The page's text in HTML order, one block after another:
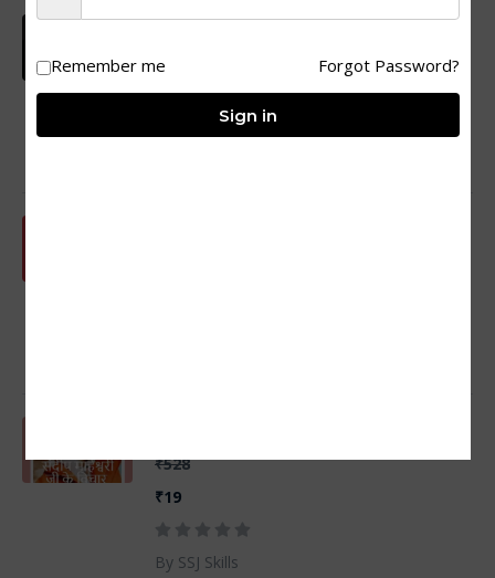
Sambhog Se Samadhi Ki Or
₹577
₹19
₹528
₹19
By SSJ Skills
Remember me Forgot Password?
Sign in